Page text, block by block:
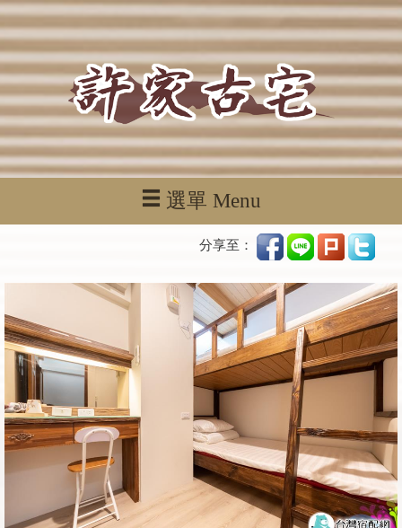
選單 Menu
分享至：